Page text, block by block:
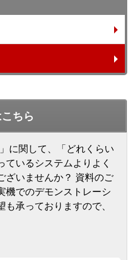
ちら
に関して、「どれくらい
ているシステムよりよく
ざいませんか？ 資料のご
機でのデモンストレーシ
も承っておりますので、